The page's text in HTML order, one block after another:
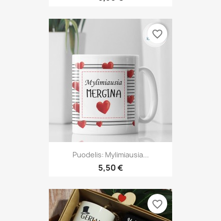
Puodelis: Mylimiausia...
5,50 €
favorite_border
favorite_border